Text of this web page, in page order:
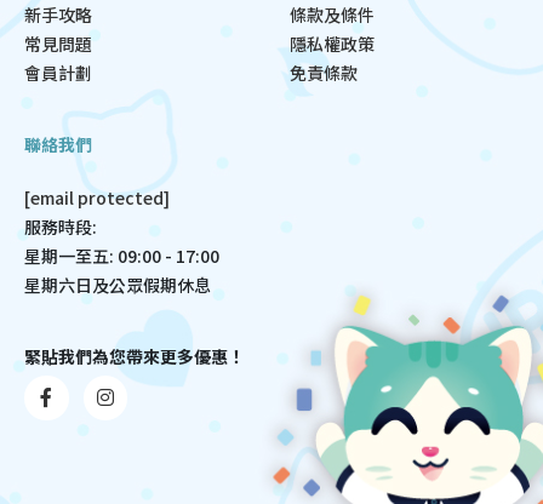
新手攻略
常見問題
會員計劃
條款及條件
隱私權政策
免責條款
聯絡我們
[email protected]
服務時段:
星期一至五: 09:00 - 17:00
星期六日及公眾假期休息
緊貼我們為您帶來更多優惠！